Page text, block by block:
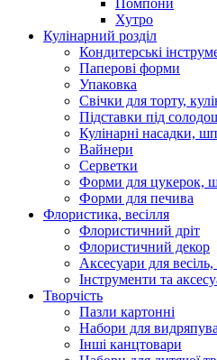
Хутро
Кулінарний розділ
Кондитерські
Паперові форми
Упаковка
Свічки для торту,
Підставки під
Кулінарні насадки,
Вайнери
Серветки
Форми для цукерок,
Форми для печива
Флористика, весілля
Флористичний дріт
Флористичний декор
Аксесуари для весіль,
Інструменти та
Творчість
Пазли картонні
Набори для
Інші канцтовари